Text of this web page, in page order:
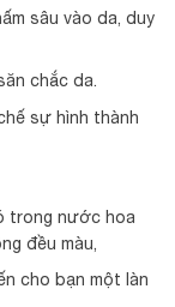
sâu vào da, duy
chắc da.
sự hình thành
trong nước hoa
đều màu,
cho bạn một làn